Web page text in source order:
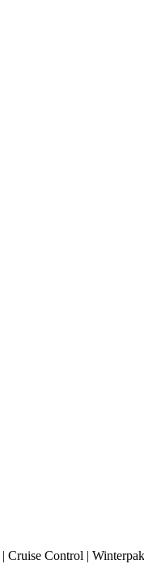
Control |